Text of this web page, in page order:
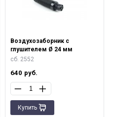
Воздухозаборник с
глушителем Ø 24 мм
сб. 2552
640 руб.
Купить